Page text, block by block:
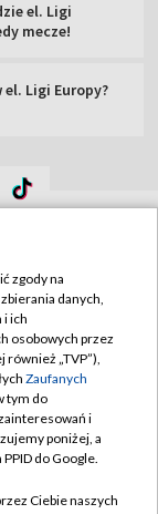
el. Ligi
mecze!
Ligi Europy?
zgody na
danych,
i ich
osobowych przez
również „TVP”),
Zaufanych
tym do
i
poniżej, a
do Google.
Ciebie naszych